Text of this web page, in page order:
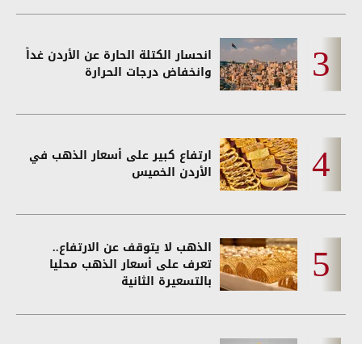
انحسار الكتلة الحارة عن الأردن غداً
وانخفاض درجات الحرارة
ارتفاع كبير على أسعار الذهب في
الأردن الخميس
الذهب لا يتوقف عن الارتفاع..
تعرف على أسعار الذهب محليا
بالتسعيرة الثانية